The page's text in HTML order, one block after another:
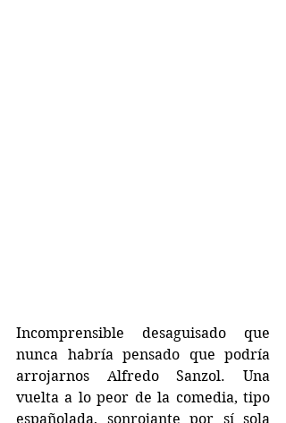
Incomprensible desaguisado que
nunca habría pensado que podría
arrojarnos Alfredo Sanzol. Una
vuelta a lo peor de la comedia, tipo
españolada, sonrojante por sí sola